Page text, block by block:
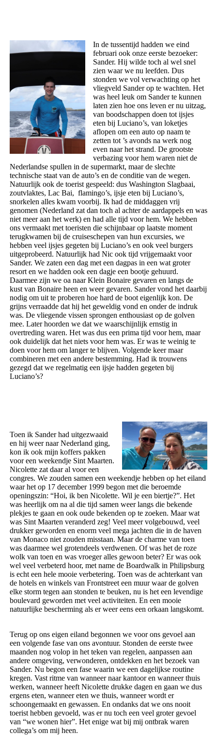
In de tussentijd hadden we eind
februari ook onze eerste bezoeker:
Sander. Hij wilde toch al wel snel
zien waar we nu leefden. Dus
stonden we vol verwachting op het
vliegveld Sander op te wachten. Het
was heel leuk om Sander te kunnen
laten zien hoe ons leven er nu uitzag,
van boodschappen doen tot ijsjes
eten bij Luciano’s, van loketjes
aflopen om een auto op naam te
zetten tot ’s avonds na werk nog
even naar het strand. De grootste
verbazing voor hem waren niet de
Nederlandse spullen in de supermarkt, maar de slechte
technische staat van de auto’s en de conditie van de wegen.
Natuurlijk ook de toerist gespeeld: dus Washington Slagbaai,
zoutvlaktes, Lac Bai, flamingo’s, ijsje eten bij Luciano’s,
snorkelen alles kwam voorbij. Ik had de middaggen vrij
genomen (Nederland zat dan toch al achter de aardappels en was
niet meer aan het werk) en had alle tijd voor hem. We hebben
ons vermaakt met toeristen die schijnbaar op laatste moment
terugkwamen bij de cruiseschepen van hun excursies, we
hebben veel ijsjes gegeten bij Luciano’s en ook veel burgers
uitgeprobeerd. Natuurlijk had Nic ook tijd vrijgemaakt voor
Sander. We zaten een dag met een dagpas in een wat groter
resort en we hadden ook een dagje een bootje gehuurd.
Daarmee zijn we oa naar Klein Bonaire gevaren en langs de
kust van Bonaire heen en weer gevaren. Sander vond het daarbij
nodig om uit te proberen hoe hard de boot eigenlijk kon. De
grijns verraadde dat hij het geweldig vond en onder de indruk
was. De vliegende vissen sprongen enthousiast op de golven
mee. Later hoorden we dat we waarschijnlijk ernstig in
overtreding waren. Het was dus een prima tijd voor hem, maar
ook duidelijk dat het niets voor hem was. Er was te weinig te
doen voor hem om langer te blijven. Volgende keer maar
combineren met een andere bestemming. Had ik trouwens
gezegd dat we regelmatig een ijsje hadden gegeten bij
Luciano’s?
Toen ik Sander had uitgezwaaid
en hij weer naar Nederland ging,
kon ik ook mijn koffers pakken
voor een weekendje Sint Maarten.
Nicolette zat daar al voor een
congres. We zouden samen een weekendje hebben op het eiland
waar het op 17 december 1999 begon met die beroemde
openingszin: “Hoi, ik ben Nicolette. Wil je een biertje?”. Het
was heerlijk om na al die tijd samen weer langs die bekende
plekjes te gaan en ook oude bekenden op te zoeken. Maar wat
was Sint Maarten veranderd zeg! Veel meer volgebouwd, veel
drukker geworden en enorm veel mega jachten die in de haven
van Monaco niet zouden misstaan. Maar de charme van toen
was daarmee wel grotendeels verdwenen. Of was het de roze
wolk van toen en was vroeger alles gewoon beter? Er was ook
wel veel verbeterd hoor, met name de Boardwalk in Philipsburg
is echt een hele mooie verbetering. Toen was de achterkant van
de hotels en winkels van Frontstreet een muur waar de golven
elke storm tegen aan stonden te beuken, nu is het een levendige
boulevard geworden met veel activiteiten. En een mooie
natuurlijke bescherming als er weer eens een orkaan langskomt.
Terug op ons eigen eiland begonnen we voor ons gevoel aan
een volgende fase van ons avontuur. Stonden de eerste twee
maanden nog volop in het teken van regelen, aanpassen aan
andere omgeving, verwonderen, ontdekken en het bezoek van
Sander. Nu begon een fase waarin we een dagelijkse routine
kregen. Vast ritme van wanneer naar kantoor en wanneer thuis
werken, wanneer heeft Nicolette drukke dagen en gaan we dus
ergens eten, wanneer eten we thuis, wanneer wordt er
schoongemaakt en gewassen. En ondanks dat we ons nooit
toerist hebben gevoeld, was er nu toch een veel groter gevoel
van “we wonen hier”. Het enige wat bij mij ontbrak waren
collega’s om mij heen.